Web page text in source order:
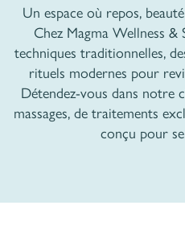
Un espace où repos,
Chez Magma Wellness &
techniques traditionnelles,
rituels modernes pour
Détendez-vous dans notre
massages, de traitements
conçu pour